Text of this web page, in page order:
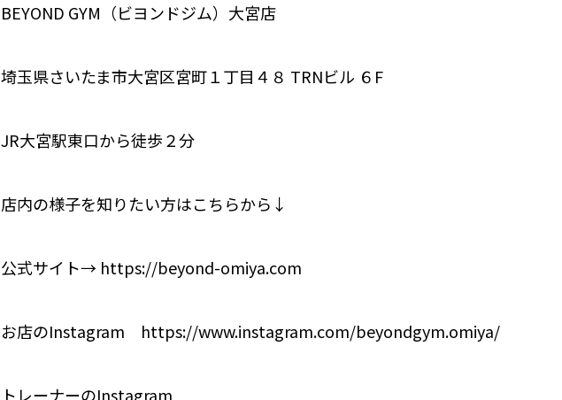
BEYOND GYM（ビヨンドジム）大宮店
埼玉県さいたま市大宮区宮町１丁目４８ TRNビル ６F
JR大宮駅東口から徒歩２分
店内の様子を知りたい方はこちらから↓
公式サイト→ https://beyond-omiya.com
お店のInstagram https://www.instagram.com/beyondgym.omiya/
トレーナーのInstagram